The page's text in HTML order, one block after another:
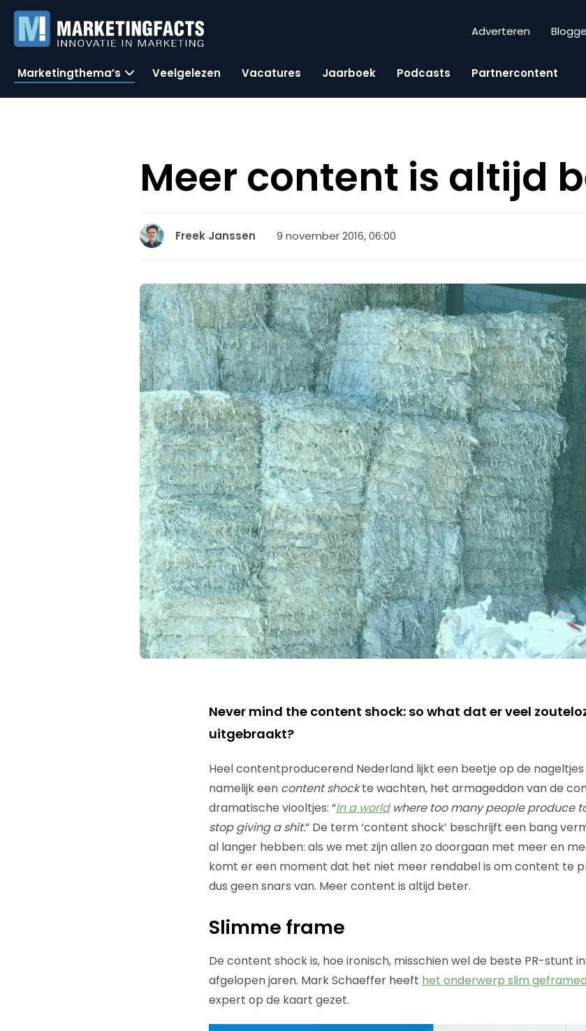
Adverteren
Marketingthema’s Veelgelezen Vacatures Jaarboek Podcasts Partnercontent
Meer content is altijd
Freek Janssen 9 november 2016, 06:00
Never mind the content shock: so what dat er veel
uitgebraakt?
Heel contentproducerend Nederland lijkt een beetje op de
namelijk een content shockte wachten, het armageddon van de
dramatische viooltjes: “In a worldwhere too many people produce
stop giving a shit.” De term ‘content shock’ beschrijft een bang
al langer hebben: als we met zijn allen zo doorgaan met meer en
komt er een moment dat het niet meer rendabel is om content te
dus geen snars van. Meer content is altijd beter.
Slimme frame
De content shock is, hoe ironisch, misschien wel de beste PR-stunt
afgelopen jaren. Mark Schaeffer heeft het onderwerp slim geframed
expert op de kaart gezet.